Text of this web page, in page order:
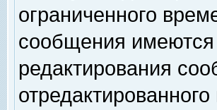
ограниченного
сообщения имеются
редактирования